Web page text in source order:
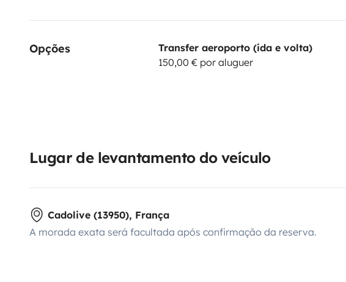
Opções
Transfer aeroporto (ida e volta)
150,00 € por aluguer
Lugar de levantamento do veículo
Cadolive (13950), França
A morada exata será facultada após confirmação da reserva.